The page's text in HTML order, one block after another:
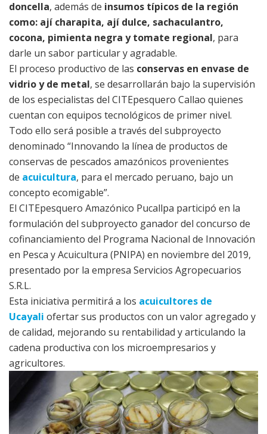
doncella, además de insumos típicos de la región
como: ají charapita, ají dulce, sachaculantro,
cocona, pimienta negra y tomate regional, para
darle un sabor particular y agradable.
El proceso productivo de las conservas en envase de
vidrio y de metal, se desarrollarán bajo la supervisión
de los especialistas del CITEpesquero Callao quienes
cuentan con equipos tecnológicos de primer nivel.
Todo ello será posible a través del subproyecto
denominado “Innovando la línea de productos de
conservas de pescados amazónicos provenientes
de acuicultura, para el mercado peruano, bajo un
concepto ecomigable”.
El CITEpesquero Amazónico Pucallpa participó en la
formulación del subproyecto ganador del concurso de
cofinanciamiento del Programa Nacional de Innovación
en Pesca y Acuicultura (PNIPA) en noviembre del 2019,
presentado por la empresa Servicios Agropecuarios
S.R.L.
Esta iniciativa permitirá a los acuicultores de
Ucayali ofertar sus productos con un valor agregado y
de calidad, mejorando su rentabilidad y articulando la
cadena productiva con los microempresarios y
agricultores.